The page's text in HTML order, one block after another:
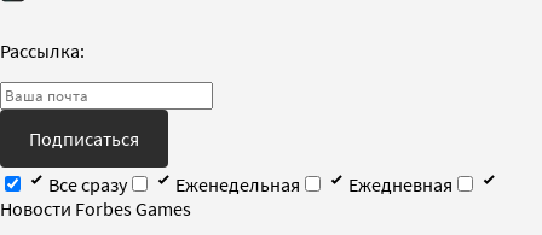
Рассылка:
Подписаться
Все сразу
Еженедельная
Ежедневная
Новости Forbes Games